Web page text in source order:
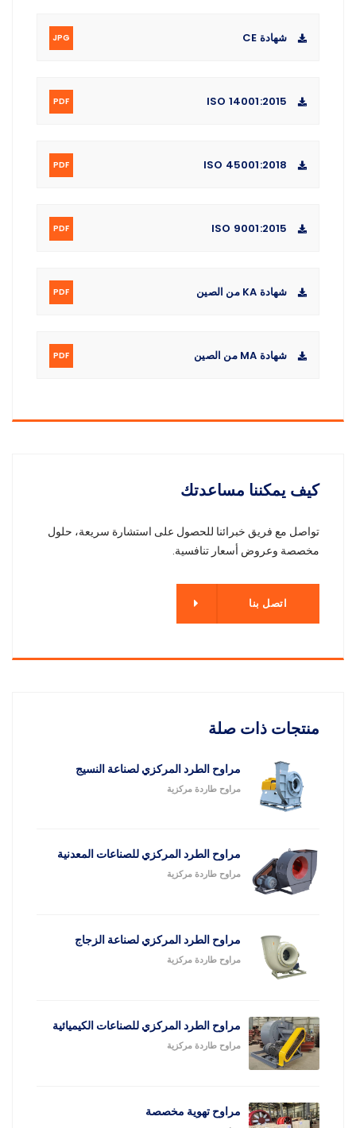
شهادة CE JPG
PDF
PDF
PDF
شهادة KA من الصين PDF
شهادة MA من الصين PDF
كيف يمكننا مساعدتك
تواصل مع فريق خبرائنا للحصول على استشارة سريعة، حلول
مخصصة وعروض أسعار تنافسية.
اتصل بنا
منتجات ذات صلة
مراوح الطرد المركزي لصناعة النسيج
مراوح طاردة مركزية
مراوح الطرد المركزي للصناعات المعدنية
مراوح طاردة مركزية
مراوح الطرد المركزي لصناعة الزجاج
مراوح طاردة مركزية
مراوح الطرد المركزي للصناعات الكيميائية
مراوح طاردة مركزية
مراوح تهوية مخصصة